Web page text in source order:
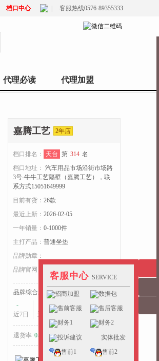
档口中心 客服热线0576-89355333
代理必读 代理加盟
嘉腾工艺 2年店
档口排名： 天台 第 314 名
档口地址： 汽车用品市场沿街市场路
3号-牛牛工艺隔壁（嘉腾工艺），联
系方式15051649999
目前有货： 26款
最近上新： 2026-02-05
一年销量： 0-1000件
主打产品： 普通坐垫
品牌勋章：
品牌官网：
jtgy.yunchepin.cn
品牌综合发货耗时：
-
近7日
近15日
-
退货率 0-5% 好于 38%
客服中心 SERVICE
招商加盟 数据包
售前客服 售后客服
财务1 财务2
投诉建议 实体批发
售前1 售前2